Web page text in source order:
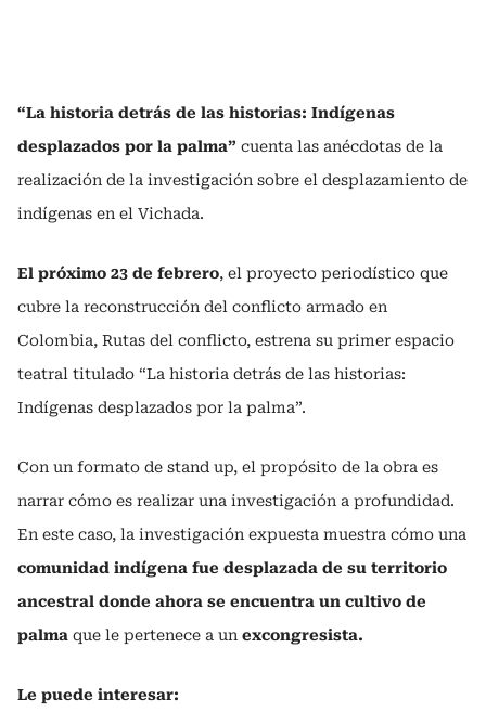
“La historia detrás de las historias: Indígenas
desplazados por la palma” cuenta las anécdotas de la
realización de la investigación sobre el desplazamiento de
indígenas en el Vichada.
El próximo 23 de febrero, el proyecto periodístico que
cubre la reconstrucción del conflicto armado en
Colombia, Rutas del conflicto, estrena su primer espacio
teatral titulado “La historia detrás de las historias:
Indígenas desplazados por la palma”.
Con un formato de stand up, el propósito de la obra es
narrar cómo es realizar una investigación a profundidad.
En este caso, la investigación expuesta muestra cómo una
comunidad indígena fue desplazada de su territorio
ancestral donde ahora se encuentra un cultivo de
palma que le pertenece a un excongresista.
Le puede interesar: